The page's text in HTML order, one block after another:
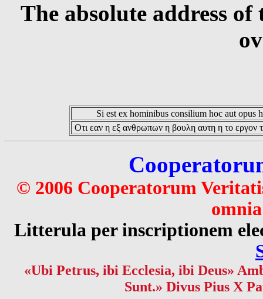
The absolute address
Si est ex hominibus consilium hoc aut opus
Οτι εαν η εξ ανθρωπων η βουλη αυτη η το εργον
© 2006 Cooperatorum
Litterula per inscriptionem
«Ubi Petrus, ibi Ecclesia, ibi Deus»
Sunt.» Divus Pius X